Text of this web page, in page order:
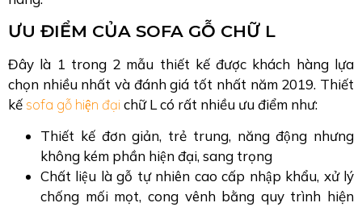
ƯU ĐIỂM CỦA SOFA GỖ CHỮ L
Đây là 1 trong 2 mẫu thiết kế được khách hàng lựa
chọn nhiều nhất và đánh giá tốt nhất năm 2019. Thiết
kế sofa gỗ hiện đại chữ L có rất nhiều ưu điểm như:
Thiết kế đơn giản, trẻ trung, năng động nhưng
không kém phần hiện đại, sang trọng
Chất liệu là gỗ tự nhiên cao cấp nhập khẩu, xử lý
chống mối mọt, cong vênh bằng quy trình hiện